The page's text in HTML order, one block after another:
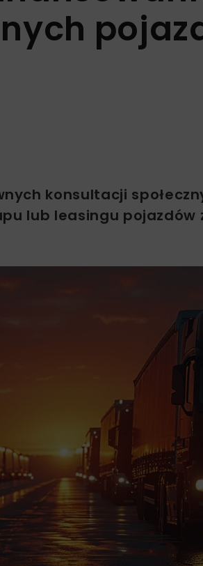
konsultacji
lub leasingu